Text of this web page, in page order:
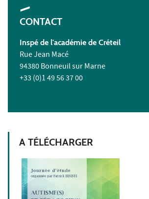
CONTACT
Inspé de l'académie de Créteil
Rue Jean Macé
94380 Bonneuil sur Marne
+33 (0)1 49 56 37 00
A TÉLÉCHARGER